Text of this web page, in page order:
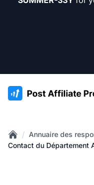
:site.title
Home
/ Annuaire des
Contact du Département